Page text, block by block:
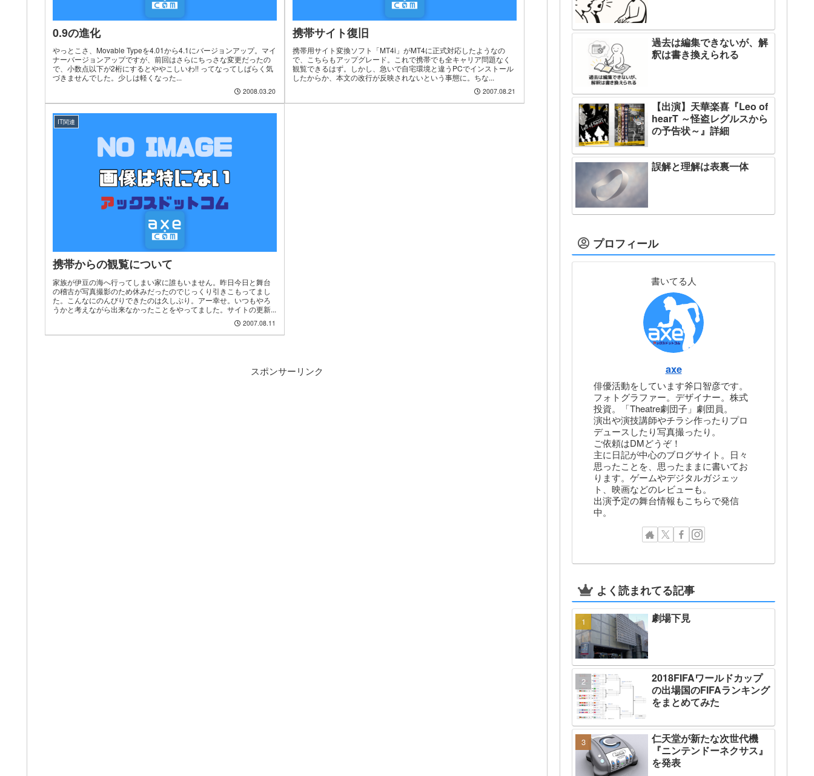
0.9の進化
やっとこさ、Movable Typeを4.01から4.1にバージョンアップ。マイ
ナーバージョンアップですが、前回はさらにちっさな変更だったの
で、小数点以下が2桁にするとややこしいわ!! ってなってしばらく気
づきませんでした。少しは軽くなった...
2008.03.20
携帯サイト復旧
携帯用サイト変換ソフト「MT4i」がMT4に正式対応したようなの
で、こちらもアップグレード。これで携帯でも全キャリア問題なく
観覧できるはず。しかし、急いで自宅環境と違うPCでインストール
したからか、本文の改行が反映されないという事態に。ちな...
2007.08.21
IT関連
携帯からの観覧について
家族が伊豆の海へ行ってしまい家に誰もいません。昨日今日と舞台
の稽古が写真撮影のため休みだったのでじっくり引きこもってまし
た。こんなにのんびりできたのは久しぶり。アー幸せ。いつもやろ
うかと考えながら出来なかったことをやってました。サイトの更新...
2007.08.11
スポンサーリンク
過去は編集できないが、解
釈は書き換えられる
【出演】天華楽喜『Leo of
hearT ～怪盗レグルスから
の予告状～』詳細
誤解と理解は表裏一体
プロフィール
書いてる人
axe
俳優活動をしています斧口智彦です。
フォトグラファー。デザイナー。株式
投資。「Theatre劇団子」劇団員。
演出や演技講師やチラシ作ったりプロ
デュースしたり写真撮ったり。
ご依頼はDMどうぞ！
主に日記が中心のブログサイト。日々
思ったことを、思ったままに書いてお
ります。ゲームやデジタルガジェッ
ト、映画などのレビューも。
出演予定の舞台情報もこちらで発信
中。
よく読まれてる記事
劇場下見
2018FIFAワールドカップ
の出場国のFIFAランキング
をまとめてみた
仁天堂が新たな次世代機
『ニンテンドーネクサス』
を発表